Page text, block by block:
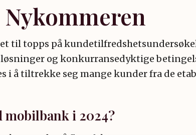
til topps på
og konkurransedyktige
i å tiltrekke seg mange kunder fra de
mobilbank i 2024?